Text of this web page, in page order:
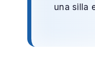
una silla